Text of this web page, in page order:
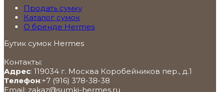
Продать сумку
Каталог сумок
О бренде Hermes
Бутик сумок Hermes
Контакты:
Адрес: 119034 г. Москва Коробейников пер., д.1
Телефон:+7 (916) 378-38-38
Email: zakaz@sumki-hermes.ru